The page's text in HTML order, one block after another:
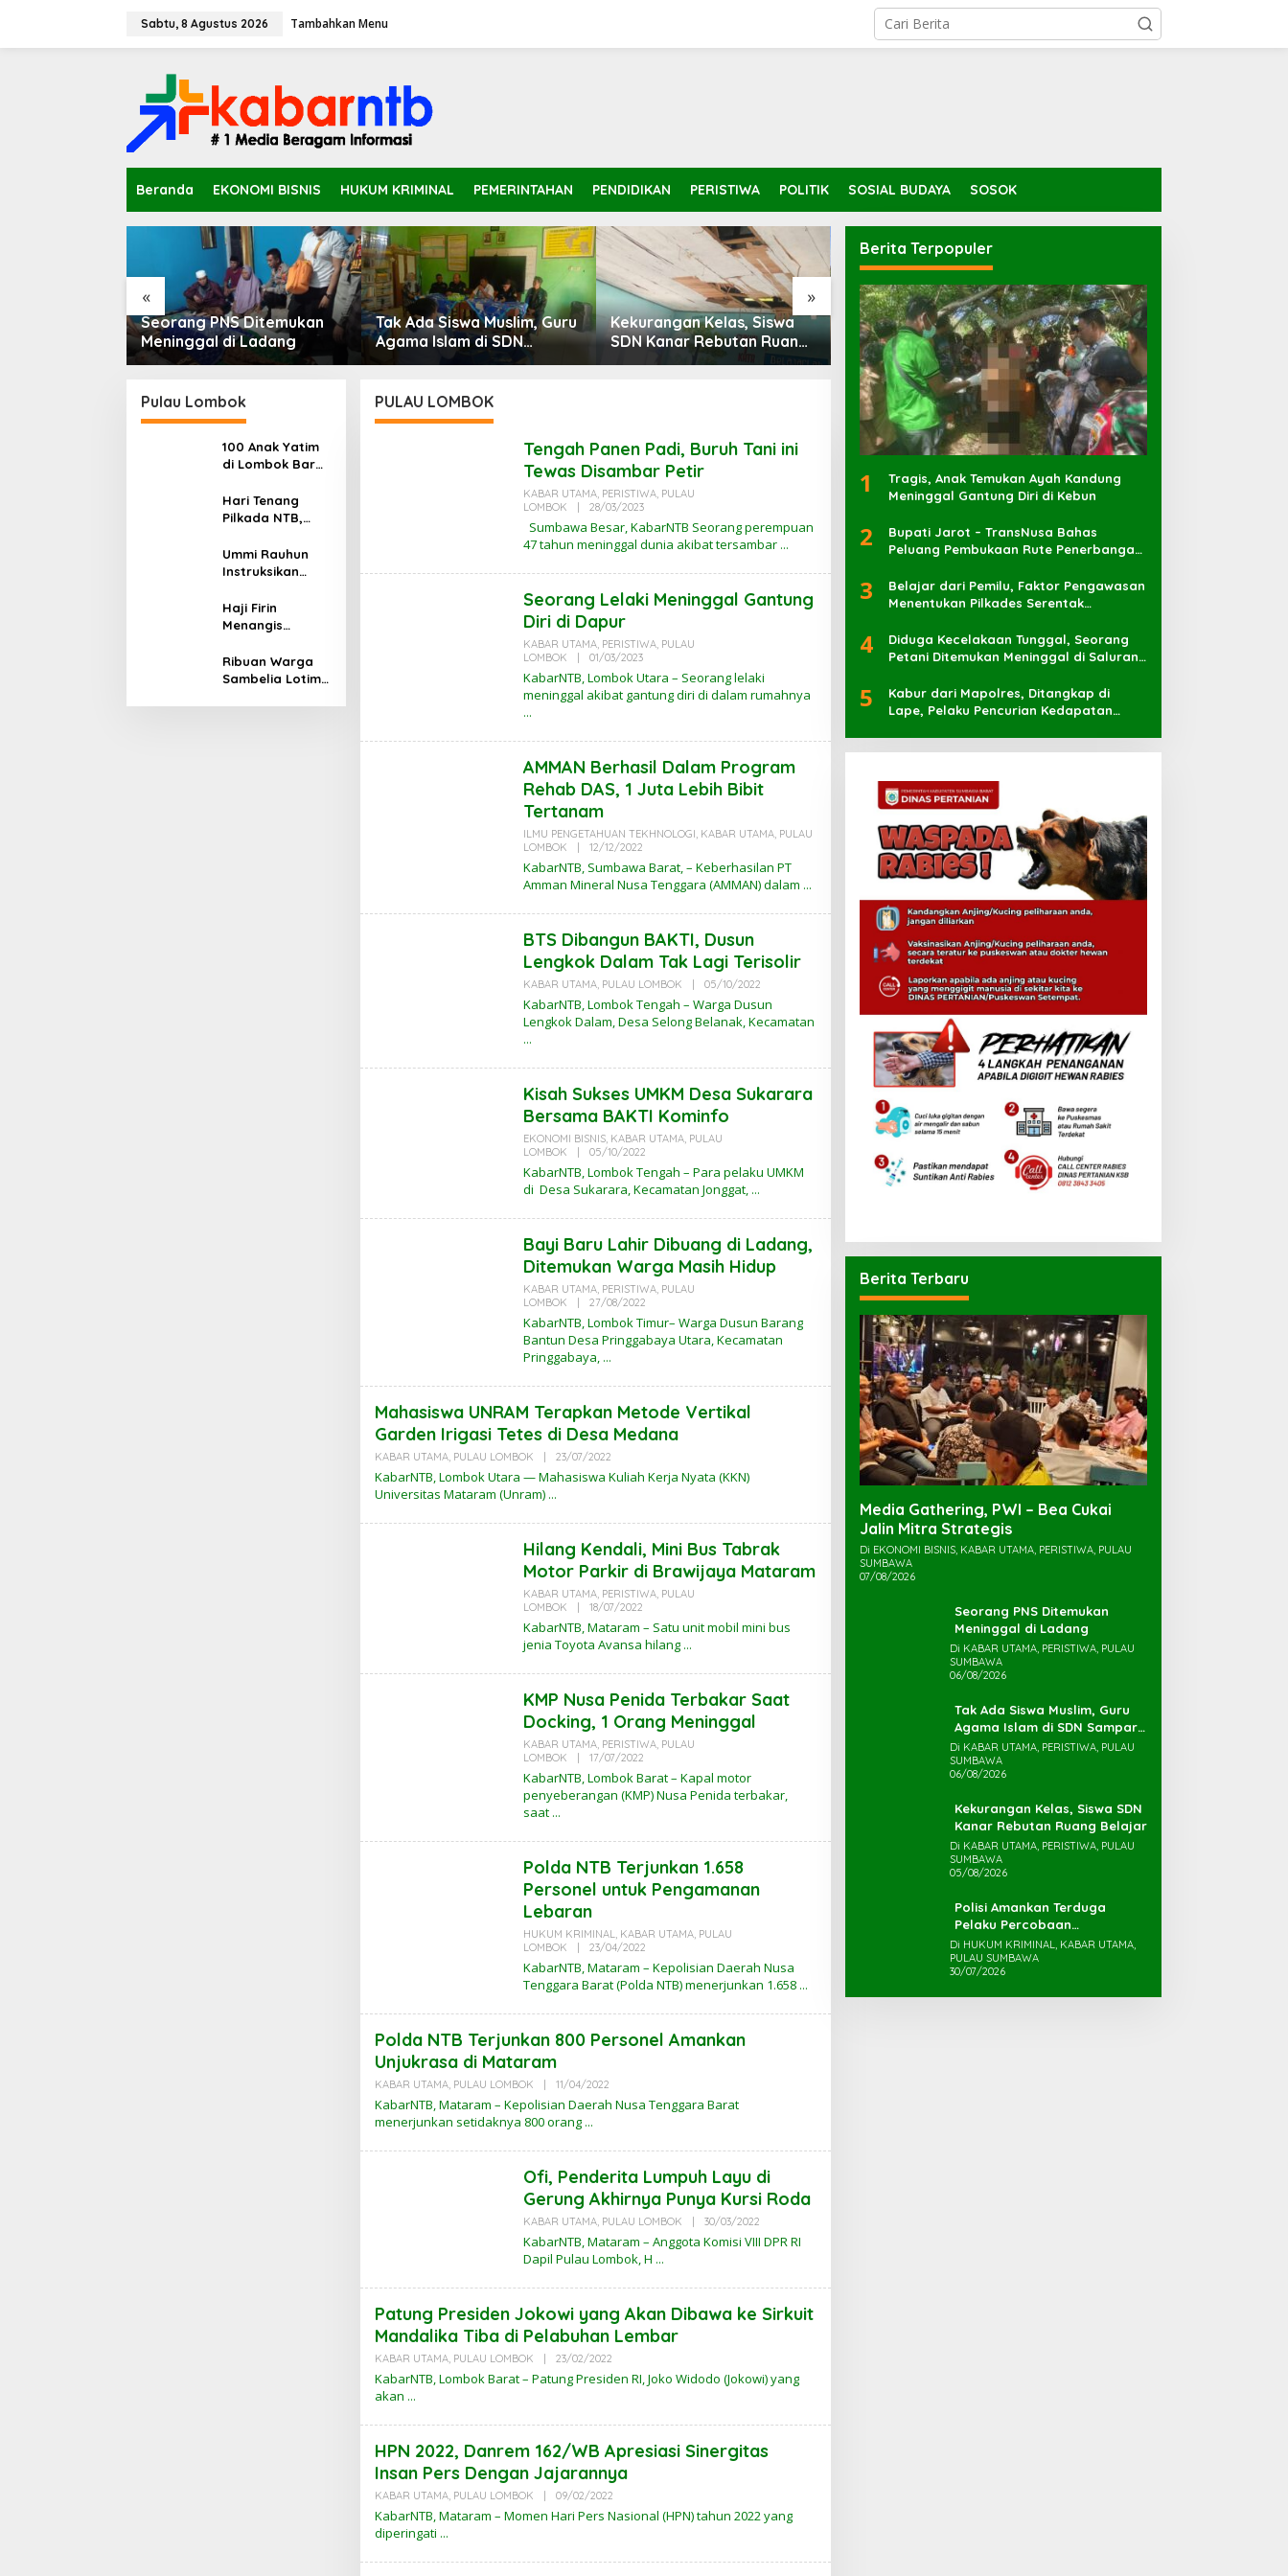
Sabtu, 8 Agustus 2026 Tambahkan Menu
Beranda EKONOMI BISNIS HUKUM KRIMINAL PEMERINTAHAN PENDIDIKAN PERISTIWA POLITIK SOSIAL BUDAYA SOSOK
« »
Seorang PNS Ditemukan
Meninggal di Ladang
Tak Ada Siswa Muslim, Guru
Agama Islam di SDN
Sampar Maras Terkatung-
Kekurangan Kelas, Siswa
SDN Kanar Rebutan Ruang
Belajar
Polisi Amankan Terduga
Pelaku Percobaan
Pemerkosaan yang Ancam
Korban dengan Parang
Media Gathering, PWI –
Bea Cukai Jalin Mitra
Strategis
Pulau Lombok
100 Anak Yatim
di Lombok Barat
Kebutuhan
Dasar dari MAA
dan IBM
Hari Tenang
Pilkada NTB,
Bertemu Ummi
Rauhun
Ummi Rauhun
Instruksikan
Jamaah NWDI
Kompak Dukung
Haji Firin
Menangis
Warga Soal
Bank Rontok
Meresahkan
Ribuan Warga
Sambelia Lotim
PULAU LOMBOK
Tengah Panen Padi, Buruh Tani ini
Tewas Disambar Petir
KABAR UTAMA, PERISTIWA, PULAU
LOMBOK
28/03/2023O
L
E
H
R
A
Sumbawa Besar, KabarNTB Seorang perempuan
47 tahun meninggal dunia akibat tersambar
Seorang Lelaki Meninggal Gantung
Diri di Dapur
KABAR UTAMA, PERISTIWA, PULAU
LOMBOK
01/03/2023O
L
E
H
B
R
T
KabarNTB, Lombok Utara – Seorang lelaki
meninggal akibat gantung diri di dalam rumahnya
AMMAN Berhasil Dalam Program
Rehab DAS, 1 Juta Lebih Bibit
Tertanam
ILMU PENGETAHUAN TEKHNOLOGI, KABAR UTAMA, PULAU
LOMBOK
12/12/2022
E
H
A
A
N
T
KabarNTB, Sumbawa Barat, – Keberhasilan PT
Amman Mineral Nusa Tenggara (AMMAN) dalam
BTS Dibangun BAKTI, Dusun
Lengkok Dalam Tak Lagi Terisolir
KABAR UTAMA, PULAU LOMBOK 05/10/2022
E
H
B
R
KabarNTB, Lombok Tengah – Warga Dusun
Lengkok Dalam, Desa Selong Belanak, Kecamatan
Kisah Sukses UMKM Desa Sukarara
Bersama BAKTI Kominfo
EKONOMI BISNIS, KABAR UTAMA, PULAU
LOMBOK
05/10/2022
E
H
A
A
N
T
KabarNTB, Lombok Tengah – Para pelaku UMKM
di Desa Sukarara, Kecamatan Jonggat,
Bayi Baru Lahir Dibuang di Ladang,
Ditemukan Warga Masih Hidup
KABAR UTAMA, PERISTIWA, PULAU
LOMBOK
27/08/2022
E
H
B
R
T
KabarNTB, Lombok Timur– Warga Dusun Barang
Bantun Desa Pringgabaya Utara, Kecamatan
Pringgabaya,
Mahasiswa UNRAM Terapkan Metode Vertikal
Garden Irigasi Tetes di Desa Medana
KABAR UTAMA, PULAU LOMBOK 23/07/2022
L
E
A
A
R
N
T
B
KabarNTB, Lombok Utara — Mahasiswa Kuliah Kerja Nyata (KKN)
Universitas Mataram (Unram)
Hilang Kendali, Mini Bus Tabrak
Motor Parkir di Brawijaya Mataram
KABAR UTAMA, PERISTIWA, PULAU
LOMBOK
18/07/2022
H
A
A
N
T
B
KabarNTB, Mataram – Satu unit mobil mini bus
jenia Toyota Avansa hilang
KMP Nusa Penida Terbakar Saat
Docking, 1 Orang Meninggal
KABAR UTAMA, PERISTIWA, PULAU
LOMBOK
17/07/2022
E
H
B
R
N
T
KabarNTB, Lombok Barat – Kapal motor
penyeberangan (KMP) Nusa Penida terbakar,
saat
Polda NTB Terjunkan 1.658
Personel untuk Pengamanan
Lebaran
HUKUM KRIMINAL, KABAR UTAMA, PULAU
LOMBOK
23/04/2022
H
A
A
KabarNTB, Mataram – Kepolisian Daerah Nusa
Tenggara Barat (Polda NTB) menerjunkan 1.658
Polda NTB Terjunkan 800 Personel Amankan
Unjukrasa di Mataram
KABAR UTAMA, PULAU LOMBOK 11/04/2022
E
A
A
R
N
T
KabarNTB, Mataram – Kepolisian Daerah Nusa Tenggara Barat
menerjunkan setidaknya 800 orang
Ofi, Penderita Lumpuh Layu di
Gerung Akhirnya Punya Kursi Roda
KABAR UTAMA, PULAU LOMBOK 30/03/2022
L
E
A
A
KabarNTB, Mataram – Anggota Komisi VIII DPR RI
Dapil Pulau Lombok, H
Patung Presiden Jokowi yang Akan Dibawa ke Sirkuit
Mandalika Tiba di Pelabuhan Lembar
KABAR UTAMA, PULAU LOMBOK 23/02/2022
L
E
A
A
N
T
KabarNTB, Lombok Barat – Patung Presiden RI, Joko Widodo (Jokowi) yang
akan
HPN 2022, Danrem 162/WB Apresiasi Sinergitas
Insan Pers Dengan Jajarannya
KABAR UTAMA, PULAU LOMBOK 09/02/2022
L
E
A
KabarNTB, Mataram – Momen Hari Pers Nasional (HPN) tahun 2022 yang
diperingati
Berita Terpopuler
1
Tragis, Anak Temukan Ayah Kandung
Meninggal Gantung Diri di Kebun
2
Bupati Jarot – TransNusa Bahas
Peluang Pembukaan Rute Penerbangan
Kaharuddin
3
Belajar dari Pemilu, Faktor Pengawasan
Menentukan Pilkades Serentak
4
Diduga Kecelakaan Tunggal, Seorang
Petani Ditemukan Meninggal di Saluran
5
Kabur dari Mapolres, Ditangkap di
Lape, Pelaku Pencurian Kedapatan
Berita Terbaru
Media Gathering, PWI – Bea Cukai
Jalin Mitra Strategis
Di EKONOMI BISNIS, KABAR UTAMA, PERISTIWA, PULAU
SUMBAWA
07/08/2026
Seorang PNS Ditemukan
Meninggal di Ladang
Di KABAR UTAMA, PERISTIWA, PULAU
SUMBAWA
06/08/2026
Tak Ada Siswa Muslim, Guru
Agama Islam di SDN Sampar
Maras Terkatung-katung ‎
Di KABAR UTAMA, PERISTIWA, PULAU
SUMBAWA
06/08/2026
Kekurangan Kelas, Siswa SDN
Kanar Rebutan Ruang Belajar
Di KABAR UTAMA, PERISTIWA, PULAU
SUMBAWA
05/08/2026
Polisi Amankan Terduga
Pelaku Percobaan
Pemerkosaan yang Ancam
Korban dengan Parang
Di HUKUM KRIMINAL, KABAR UTAMA,
PULAU SUMBAWA
30/07/2026